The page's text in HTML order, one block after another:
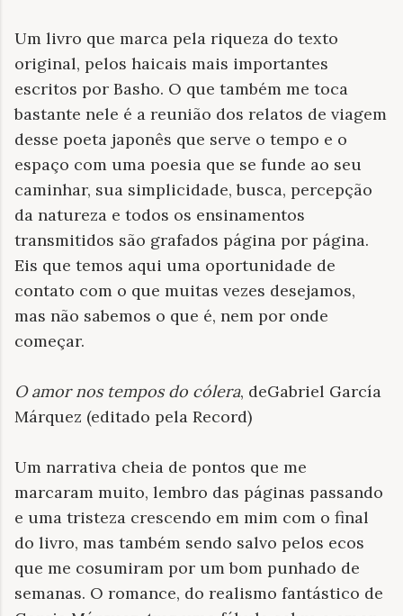
Um livro que marca pela riqueza do texto
original, pelos haicais mais importantes
escritos por Basho. O que também me toca
bastante nele é a reunião dos relatos de viagem
desse poeta japonês que serve o tempo e o
espaço com uma poesia que se funde ao seu
caminhar, sua simplicidade, busca, percepção
da natureza e todos os ensinamentos
transmitidos são grafados página por página.
Eis que temos aqui uma oportunidade de
contato com o que muitas vezes desejamos,
mas não sabemos o que é, nem por onde
começar.
O amor nos tempos do cólera, deGabriel García
Márquez (editado pela Record)
Um narrativa cheia de pontos que me
marcaram muito, lembro das páginas passando
e uma tristeza crescendo em mim com o final
do livro, mas também sendo salvo pelos ecos
que me cosumiram por um bom punhado de
semanas. O romance, do realismo fantástico de